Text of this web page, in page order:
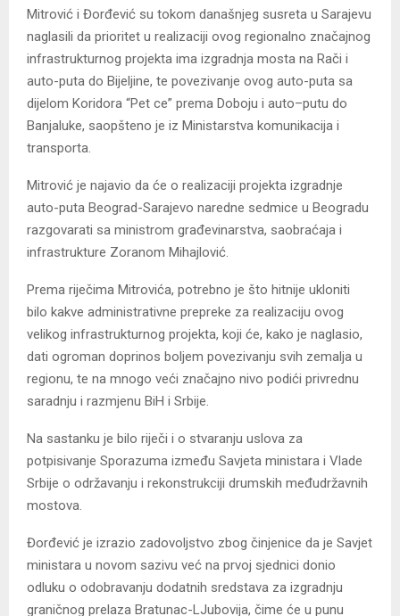
Mitrović i Đorđević su tokom današnjeg susreta u Sarajevu
naglasili da prioritet u realizaciji ovog regionalno značajnog
infrastrukturnog projekta ima izgradnja mosta na Rači i
auto-puta do Bijeljine, te povezivanje ovog auto-puta sa
dijelom Koridora “Pet ce” prema Doboju i auto–putu do
Banjaluke, saopšteno je iz Ministarstva komunikacija i
transporta.
Mitrović je najavio da će o realizaciji projekta izgradnje
auto-puta Beograd-Sarajevo naredne sedmice u Beogradu
razgovarati sa ministrom građevinarstva, saobraćaja i
infrastrukture Zoranom Mihajlović.
Prema riječima Mitrovića, potrebno je što hitnije ukloniti
bilo kakve administrativne prepreke za realizaciju ovog
velikog infrastrukturnog projekta, koji će, kako je naglasio,
dati ogroman doprinos boljem povezivanju svih zemalja u
regionu, te na mnogo veći značajno nivo podići privrednu
saradnju i razmjenu BiH i Srbije.
Na sastanku je bilo riječi i o stvaranju uslova za
potpisivanje Sporazuma između Savjeta ministara i Vlade
Srbije o održavanju i rekonstrukciji drumskih međudržavnih
mostova.
Đorđević je izrazio zadovoljstvo zbog činjenice da je Savjet
ministara u novom sazivu već na prvoj sjednici donio
odluku o odobravanju dodatnih sredstava za izgradnju
graničnog prelaza Bratunac-LJubovija, čime će u punu